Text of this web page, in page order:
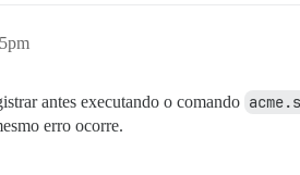
antes executando o comando
erro ocorre.